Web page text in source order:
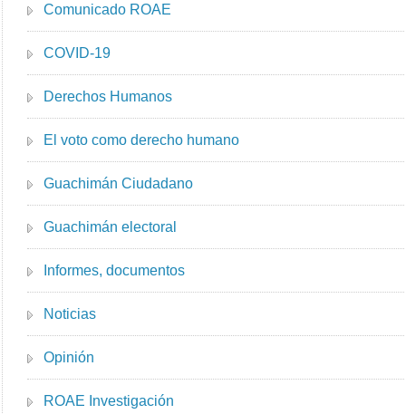
Comunicado ROAE
COVID-19
Derechos Humanos
El voto como derecho humano
Guachimán Ciudadano
Guachimán electoral
Informes, documentos
Noticias
Opinión
ROAE Investigación